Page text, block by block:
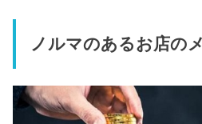
ノルマのあるお店の